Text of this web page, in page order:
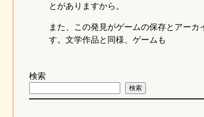
とがありますから。
また、この発見がゲームの保存とアー
す。文学作品と同様、ゲームも
検索
検索